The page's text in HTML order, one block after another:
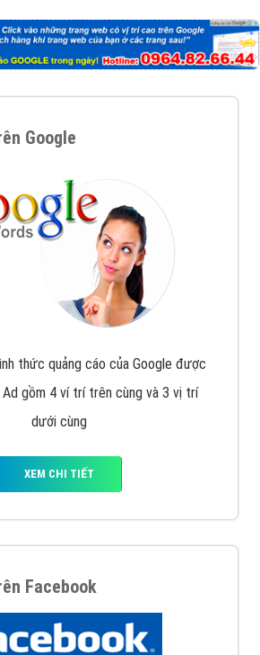
Google
thức quảng cáo của Google được
gồm 4 ví trí trên cùng và 3 vị trí
dưới cùng
XEM CHI TIẾT
Facebook